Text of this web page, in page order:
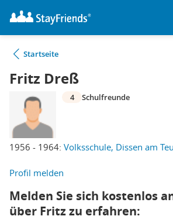
Startseite
Fritz Dreß
1956 - 1964: Volksschule, Dissen am
4 Schulfreunde
Profil melden
Melden Sie sich kostenlos
über Fritz zu erfahren: